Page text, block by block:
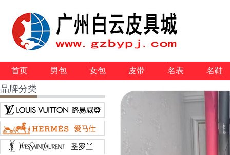
首页 男包 女包 皮带 名表 名鞋
品牌分类